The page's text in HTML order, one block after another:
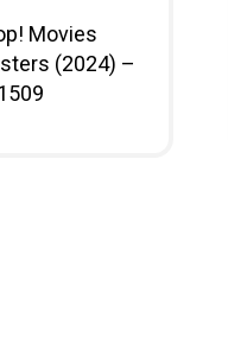
Movies
(2024) –